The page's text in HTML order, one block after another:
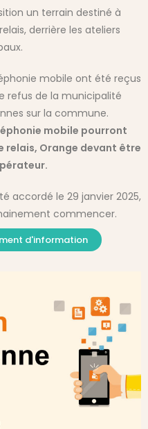
un terrain destiné à
derrière les ateliers
mobile ont été reçus
refus de la municipalité
sur la commune.
mobile pourront
relais, Orange devant être
accordé le 29 janvier 2025,
commencer.
d'information